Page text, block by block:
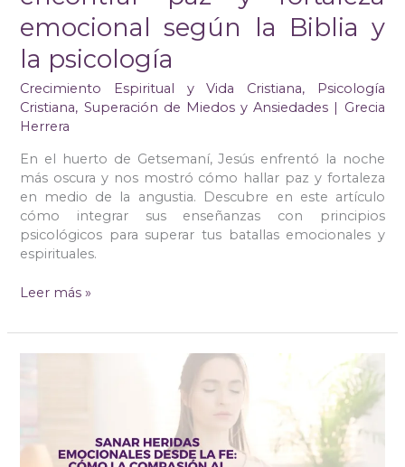
emocional según la Biblia y
la psicología
Crecimiento Espiritual y Vida Cristiana,
Psicología
Cristiana, Superación de Miedos y Ansiedades
Grecia
Herrera
En el huerto de Getsemaní, Jesús enfrentó la noche
más oscura y nos mostró cómo hallar paz y fortaleza
en medio de la angustia. Descubre en este artículo
cómo integrar sus enseñanzas con principios
psicológicos para superar tus batallas emocionales y
espirituales.
Leer más »